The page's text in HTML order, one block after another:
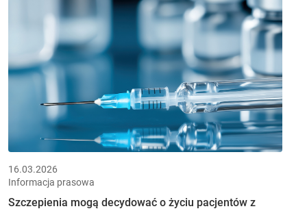
16.03.2026
Informacja prasowa
Szczepienia mogą decydować o życiu pacjentów z